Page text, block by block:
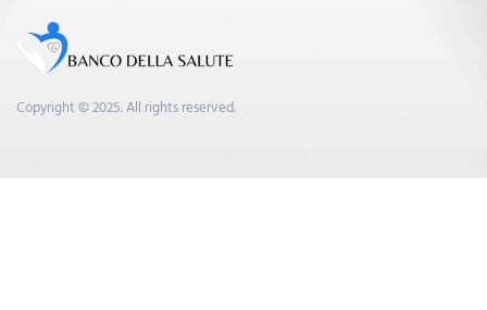
Copyright © 2025. All rights reserved.